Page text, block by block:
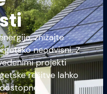
znižajte
neodvisni. Z
projekti
rešitve lahko